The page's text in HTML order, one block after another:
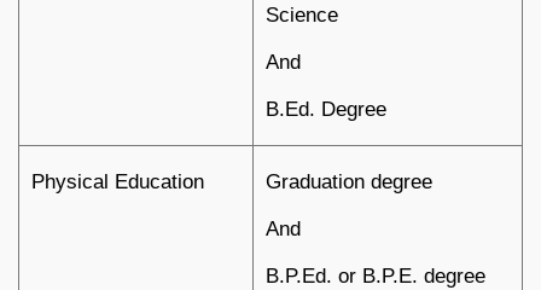
Science
And
B.Ed. Degree
Physical Education Graduation degree
And
B.P.Ed. or B.P.E. degree